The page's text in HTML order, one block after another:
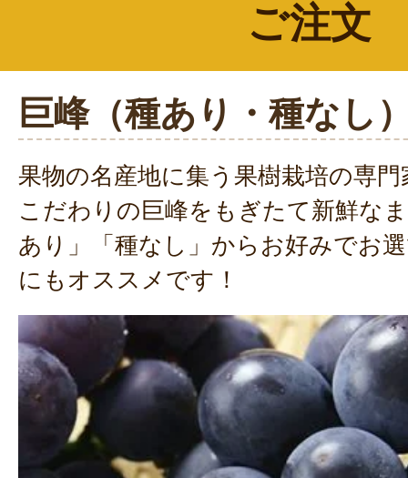
ご注文
巨峰（種あり・種なし
果物の名産地に集う果樹栽培の専
こだわりの巨峰をもぎたて新鮮な
あり」「種なし」からお好みでお
にもオススメです！